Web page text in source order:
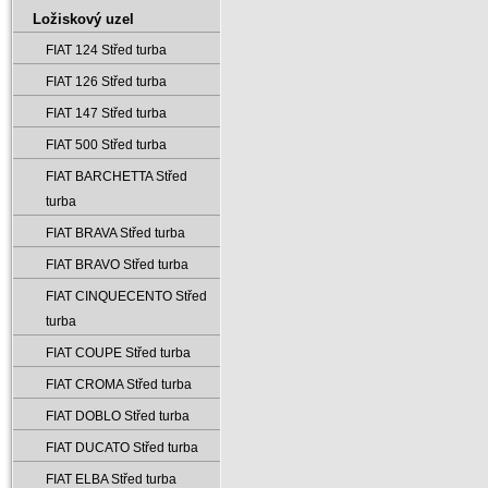
Ložiskový uzel
FIAT 124 Střed turba
FIAT 126 Střed turba
FIAT 147 Střed turba
FIAT 500 Střed turba
FIAT BARCHETTA Střed
turba
FIAT BRAVA Střed turba
FIAT BRAVO Střed turba
FIAT CINQUECENTO Střed
turba
FIAT COUPE Střed turba
FIAT CROMA Střed turba
FIAT DOBLO Střed turba
FIAT DUCATO Střed turba
FIAT ELBA Střed turba